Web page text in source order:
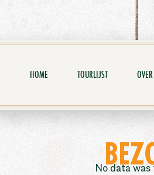
HOME TOURLIJST
No data was